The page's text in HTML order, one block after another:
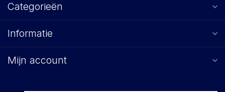
Categorieën
Informatie
Mijn account